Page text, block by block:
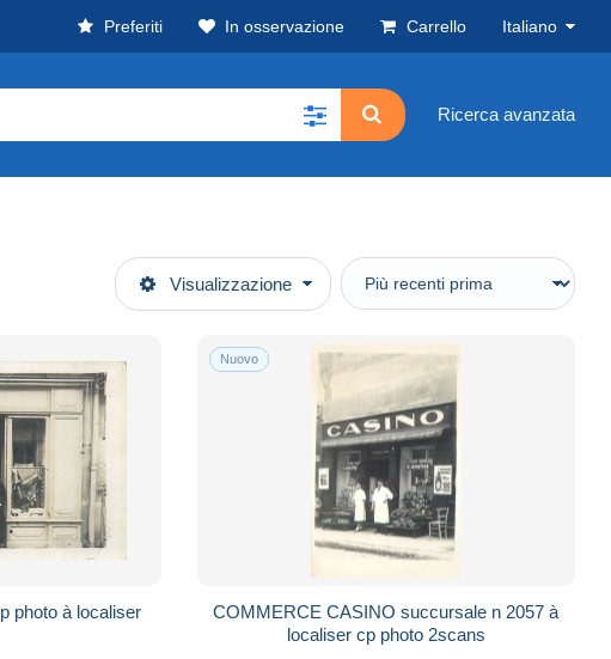
Preferiti In osservazione Carrello Italiano
Ricerca avanzata
Visualizzazione
Nuovo
COMMERCE CASINO succursale n 2057 à
localiser cp photo 2scans